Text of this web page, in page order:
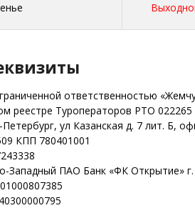
ответственностью
реестре Туроператоров РТО 022265
Петербург, ул Казанская д. 7 лит. Б,
КПП 780401001
Западный ПАО Банк «ФК Открытие» г.